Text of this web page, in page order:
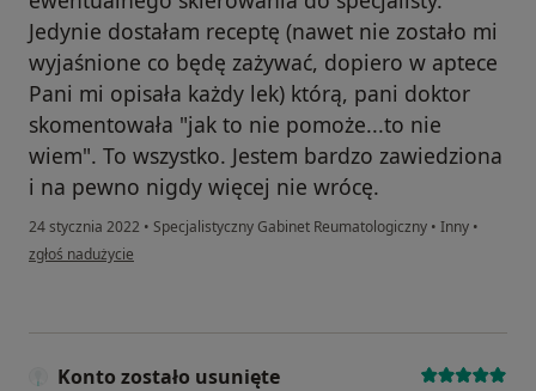
Jedynie dostałam receptę (nawet nie zostało mi
wyjaśnione co będę zażywać, dopiero w aptece
Pani mi opisała każdy lek) którą, pani doktor
skomentowała "jak to nie pomoże...to nie
wiem". To wszystko. Jestem bardzo zawiedziona
i na pewno nigdy więcej nie wrócę.
24 stycznia 2022 • Specjalistyczny Gabinet Reumatologiczny • Inny •
w opinii użytkownika Wizytaulekrzarodzinnego
zgłoś nadużycie
Konto zostało usunięte